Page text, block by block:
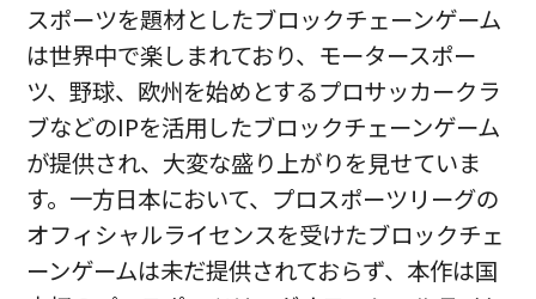
スポーツを題材としたブロックチェーンゲーム
は世界中で楽しまれており、モータースポー
ツ、野球、欧州を始めとするプロサッカークラ
ブなどのIPを活用したブロックチェーンゲーム
が提供され、大変な盛り上がりを見せていま
す。一方日本において、プロスポーツリーグの
オフィシャルライセンスを受けたブロックチェ
ーンゲームは未だ提供されておらず、本作は国